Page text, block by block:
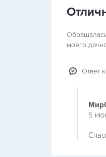
моего
Ответ
5